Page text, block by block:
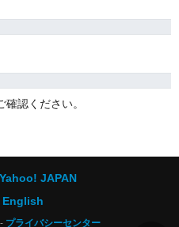
確認ください。
Yahoo! JAPAN
English
プライバシーセンター